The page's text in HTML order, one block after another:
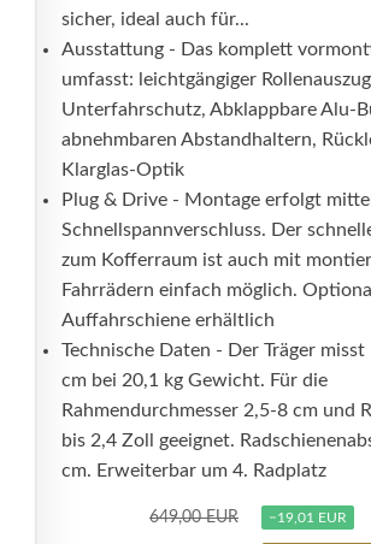
sicher, ideal auch für...
Ausstattung - Das komplett
umfasst: leichtgängiger
Unterfahrschutz, Abklappbare Alu-
abnehmbaren Abstandhaltern,
Klarglas-Optik
Plug & Drive - Montage erfolgt
Schnellspannverschluss. Der
zum Kofferraum ist auch mit
Fahrrädern einfach möglich.
Auffahrschiene erhältlich
Technische Daten - Der Träger
cm bei 20,1 kg Gewicht. Für die
Rahmendurchmesser 2,5-8 cm und
bis 2,4 Zoll geeignet.
cm. Erweiterbar um 4. Radplatz
649,00 EUR −19,01 EUR